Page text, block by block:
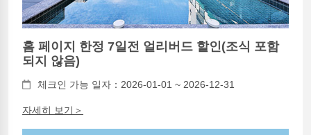
홈 페이지 한정 7일전 얼리버드 할인(조식 포함
되지 않음)
체크인 가능 일자：2026-01-01 ~ 2026-12-31
자세히 보기＞